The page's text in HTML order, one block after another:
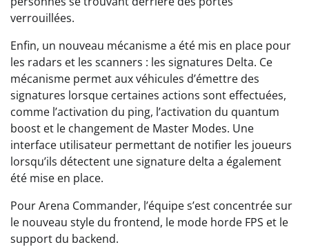
verrouillées.
Enfin, un nouveau mécanisme a été mis en place pour
les radars et les scanners : les signatures Delta. Ce
mécanisme permet aux véhicules d’émettre des
signatures lorsque certaines actions sont effectuées,
comme l’activation du ping, l’activation du quantum
boost et le changement de Master Modes. Une
interface utilisateur permettant de notifier les joueurs
lorsqu’ils détectent une signature delta a également
été mise en place.
Pour Arena Commander, l’équipe s’est concentrée sur
le nouveau style du frontend, le mode horde FPS et le
support du backend.